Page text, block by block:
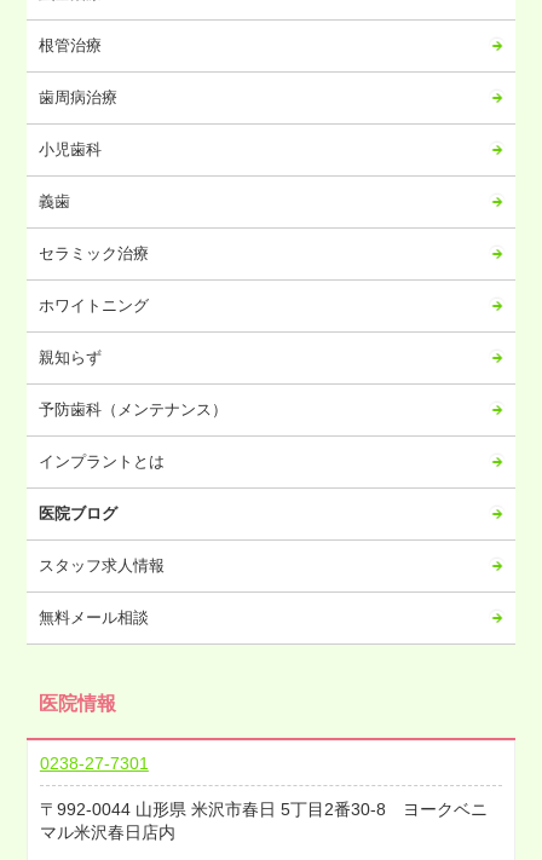
2024年03月
2024年02月
2024年01月
2023年12月
2023年11月
2023年10月
2023年09月
2023年08月
2023年07月
2023年06月
2023年05月
2023年04月
2023年03月
2023年02月
2022年12月
2022年08月
2022年07月
2022年06月
2022年05月
2022年04月
根管治療
歯周病治療
小児歯科
義歯
セラミック治療
ホワイトニング
親知らず
予防歯科（メンテナンス）
インプラントとは
医院ブログ
スタッフ求人情報
無料メール相談
医院情報
0238-27-7301
992-0044 山形県 米沢市春日 5丁目2番30-8 ヨークベニ
マル米沢春日店内